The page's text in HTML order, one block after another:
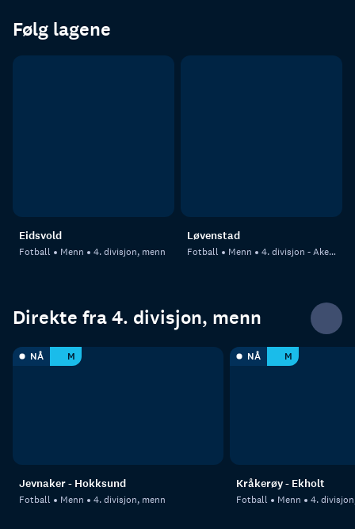
Følg lagene
Eidsvold
Fotball Menn 4. divisjon, menn
Løvenstad
Fotball Menn 4. divisjon - Akershus
Direkte fra 4. divisjon, menn
NÅ M
Jevnaker - Hokksund
Fotball Menn 4. divisjon, menn
NÅ M
Kråkerøy - Ekholt
Fotball Menn 4.